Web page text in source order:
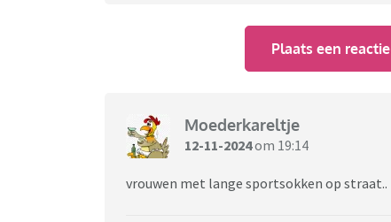
Plaats een reactie
Moederkareltje
12-11-2024om 19:14
vrouwen met lange sportsokken op straat..